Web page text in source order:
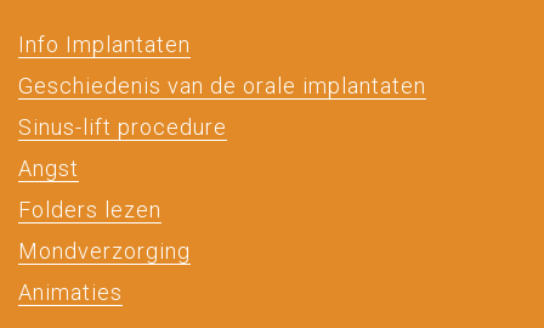
Info Implantaten
Geschiedenis van de orale implantaten
Sinus-lift procedure
Angst
Folders lezen
Mondverzorging
Animaties